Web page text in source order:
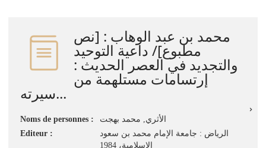
محمد بن عبد الوهاب : [نص
مطبوع]/ داعية التوحيد
والتجديد في العصر الحديث :
إرتسامات مستلهمة من
سيرته...
Noms de personnes :
الأثري, محمد بهجت
Editeur :
الرياض : جامعة الإمام محمد بن سعود
الإسلامية، 1984